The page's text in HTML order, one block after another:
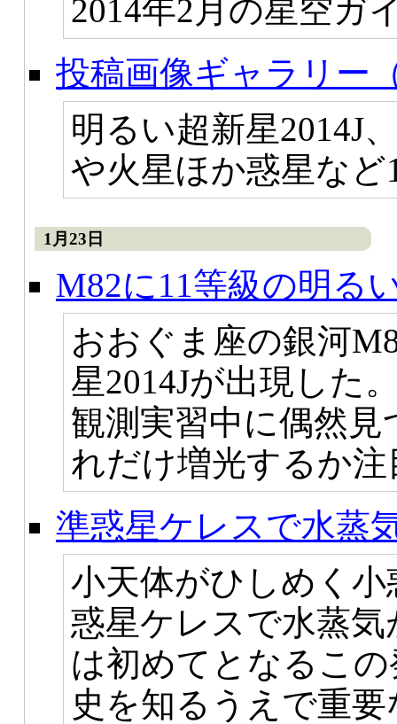
2014年2月の星空ガ
投稿画像ギャラリー
明るい超新星2014J
や火星ほか惑星な
1月23日
M82に11等級の明る
おおぐま座の銀河
星2014Jが出現した
観測実習中に偶然
れだけ増光するか
準惑星ケレスで水蒸
小天体がひしめく
惑星ケレスで水蒸
は初めてとなるこ
史を知るうえで重